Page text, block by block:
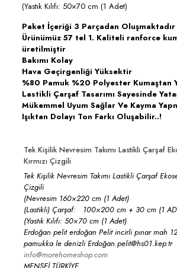
(Yastık Kılıfı: 50×70 cm (1 Adet)
Paket İçeriği 3 Parçadan Oluşmaktadır
Ürünümüz 57 tel 1. Kaliteli ranforce
üretilmiştir
Bakımı Kolay
Hava Geçirgenliği Yüksektir
%80 Pamuk %20 Polyester Kumaştan
Lastikli Çarşaf Tasarımı Sayesinde
Mükemmel Uyum Sağlar Ve Kayma
Işıktan Dolayı Ton Farkı Oluşabilir..!
Tek Kişilik Nevresim Takımı Lastikli Çarşaf
Kırmızı Çizgili
Tek Kişilik Nevresim Takımı Lastikli Çarşaf
Çizgili
(Nevresim 160×220 cm (1 Adet)
(Lastikli) Çarşaf: 100×200 cm + 30 cm (1
(Yastık Kılıfı: 50×70 cm (1 Adet)
Erdoğan pelit erdoğan Pelit incirli pınar mah
pamukka le denizli Erdoğan.pelit@hs01.kep.tr
info@morehomeshop.com